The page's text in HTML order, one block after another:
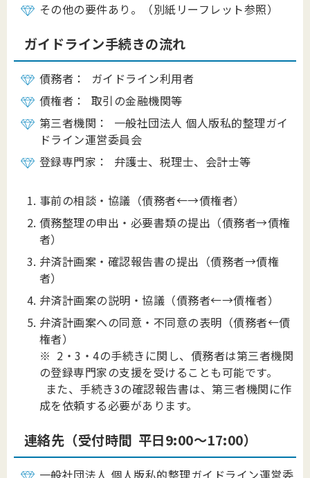
その他の要件あり。（別紙リーフレット参照）
ガイドライン手続きの流れ
債務者： ガイドライン利用者
債権者： 取引の金融機関等
第三者機関： 一般社団法人 個人版私的整理ガイ
ドライン運営委員会
登録専門家： 弁護士、税理士、会計士等
事前の相談・協議（債務者←→債権者）
債務整理の申出・必要書類の提出（債務者→債権
者）
弁済計画案・確認報告書の提出（債務者→債権
者）
弁済計画案の説明・協議（債務者←→債権者）
弁済計画案への同意・不同意の表明（債務者←債
権者）
※ 2・3・4の手続きに関し、債務者は第三者機関
の登録専門家の支援を受けることも可能です。
また、手続き3の確認報告書は、第三者機関に作
成を依頼する必要があります。
連絡先（受付時間 平日9:00～17:00）
一般社団法人 個人版私的整理ガイドライン運営委